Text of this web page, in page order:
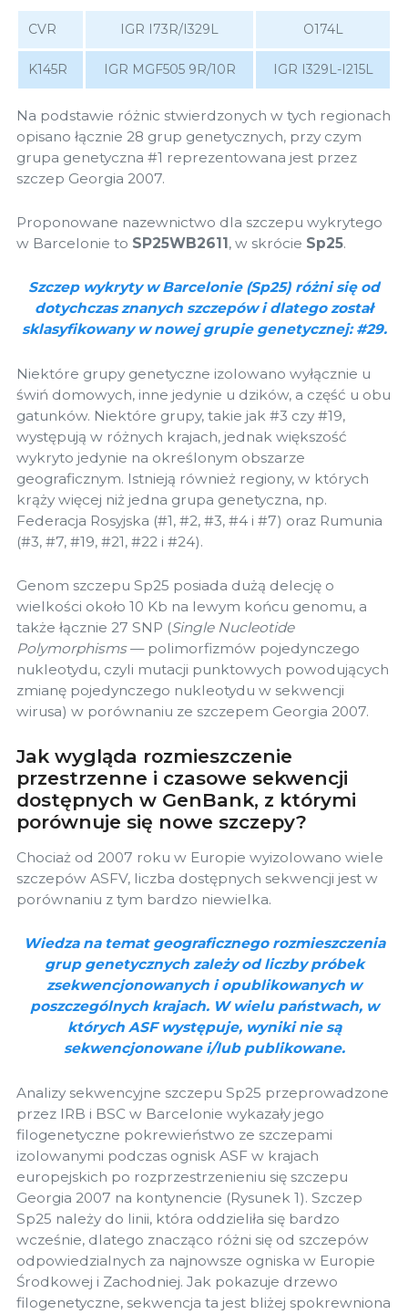
CVR IGR I73R/I329L O174L
K145R IGR MGF505 9R/10R IGR I329L-I215L
Na podstawie różnic stwierdzonych w tych regionach
opisano łącznie 28 grup genetycznych, przy czym
grupa genetyczna #1 reprezentowana jest przez
szczep Georgia 2007.
Proponowane nazewnictwo dla szczepu wykrytego
w Barcelonie to SP25WB2611, w skrócie Sp25.
Szczep wykryty w Barcelonie (Sp25) różni się od
dotychczas znanych szczepów i dlatego został
sklasyfikowany w nowej grupie genetycznej: #29.
Niektóre grupy genetyczne izolowano wyłącznie u
świń domowych, inne jedynie u dzików, a część u obu
gatunków. Niektóre grupy, takie jak #3 czy #19,
występują w różnych krajach, jednak większość
wykryto jedynie na określonym obszarze
geograficznym. Istnieją również regiony, w których
krąży więcej niż jedna grupa genetyczna, np.
Federacja Rosyjska (#1, #2, #3, #4 i #7) oraz Rumunia
(#3, #7, #19, #21, #22 i #24).
Genom szczepu Sp25 posiada dużą delecję o
wielkości około 10 Kb na lewym końcu genomu, a
także łącznie 27 SNP (Single Nucleotide
Polymorphisms— polimorfizmów pojedynczego
nukleotydu, czyli mutacji punktowych powodujących
zmianę pojedynczego nukleotydu w sekwencji
wirusa) w porównaniu ze szczepem Georgia 2007.
Jak wygląda rozmieszczenie
przestrzenne i czasowe sekwencji
dostępnych w GenBank, z którymi
porównuje się nowe szczepy?
Chociaż od 2007 roku w Europie wyizolowano wiele
szczepów ASFV, liczba dostępnych sekwencji jest w
porównaniu z tym bardzo niewielka.
Wiedza na temat geograficznego rozmieszczenia
grup genetycznych zależy od liczby próbek
zsekwencjonowanych i opublikowanych w
poszczególnych krajach. W wielu państwach, w
których ASF występuje, wyniki nie są
sekwencjonowane i/lub publikowane.
Analizy sekwencyjne szczepu Sp25 przeprowadzone
przez IRB i BSC w Barcelonie wykazały jego
filogenetyczne pokrewieństwo ze szczepami
izolowanymi podczas ognisk ASF w krajach
europejskich po rozprzestrzenieniu się szczepu
Georgia 2007 na kontynencie (Rysunek 1). Szczep
Sp25 należy do linii, która oddzieliła się bardzo
wcześnie, dlatego znacząco różni się od szczepów
odpowiedzialnych za najnowsze ogniska w Europie
Środkowej i Zachodniej. Jak pokazuje drzewo
filogenetyczne, sekwencja ta jest bliżej spokrewniona